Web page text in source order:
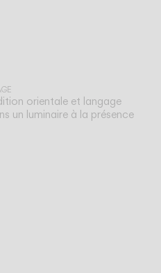
orientale et langage
un luminaire à la présence